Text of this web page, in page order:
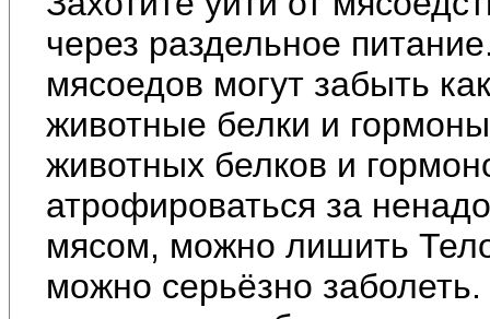
через раздельное
мясоедов могут забыть
животные белки и
животных белков и
атрофироваться за
мясом, можно лишить
можно серьёзно